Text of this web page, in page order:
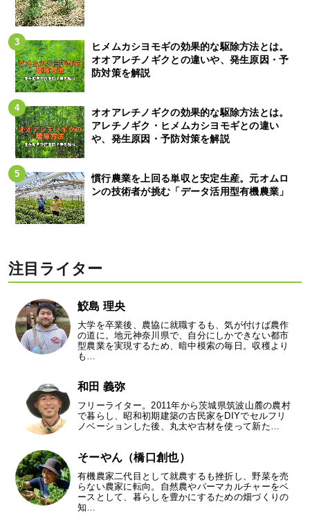
ヒメムカシヨモギの効果的な駆除方法とは。
オオアレチノギクとの違いや、発生原因・予
防対策を解説
オオアレチノギクの効果的な駆除方法とは。
アレチノギク・ヒメムカシヨモギとの違い
や、発生原因・予防対策を解説
慣行農業を上回る単収と安定生産。元オムロ
ンの技術者が挑む「データ活用型有機農業」
注目ライター
鮫島 理央
大学を卒業後、農協に就職するも、気が付けば農作
の道に。地元神奈川県で、自分にしかできない都市
型農業を実現するため、暗中模索の毎日。収穫より
も…
和田 義弥
フリーライター。2011年から茨城県筑波山麓の農村
で暮らし、昭和初期建築の古民家をDIYでセルフリ
ノベーションした後、丸太や古材を使って新た…
そーやん（橋口創也）
有機農家二代目として就農するも挫折し、野菜を売
らない農家に転向。自然農やパーマカルチャーをベ
ースとして、暮らしを豊かにするための畑づくりの
知…